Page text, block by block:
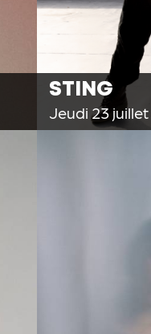
STING
Jeudi 23 juillet